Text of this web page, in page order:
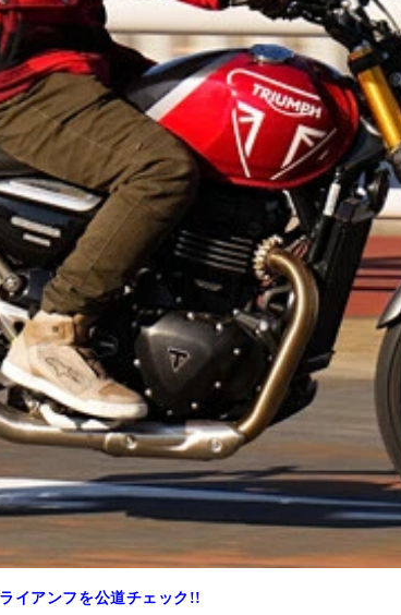
ィレクターの佐原伸一氏 （右）モーターサイ
MotoGPチームを率いたキャリアを持つ
イアンフを公道チェック!!